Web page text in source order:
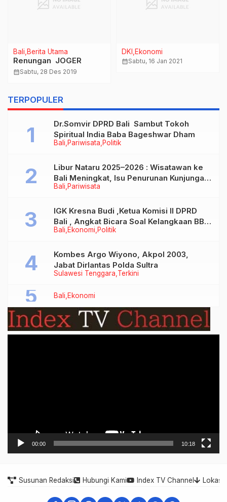
Bali Berita Utama
Renungan JOGER
calendar_monthSabtu, 28 Des 2019
DKI
Ekonomi
calendar_monthSabtu, 16 Jan 2021
TERPOPULER
Bali Pariwisata Politik
Dr.Somvir DPRD Bali Sambut Tokoh
Spiritual India Baba Bageshwar Dham
Bali Pariwisata
Libur Nataru 2025–2026 : Wisatawan ke
Bali Meningkat, Isu Penurunan Kunjungan
Tidak Benar
Bali Ekonomi Politik
IGK Kresna Budi ,Ketua Komisi II DPRD
Bali , Angkat Bicara Soal Kelangkaan BBM
Bersubsidi Jenis Solar
Sulawesi Tenggara Terkini
Kombes Argo Wiyono, Akpol 2003,
Jabat Dirlantas Polda Sultra
Bali Ekonomi
00:00 10:18
Susunan Redaksi Hubungi Kami Index TV Channel Lokasi